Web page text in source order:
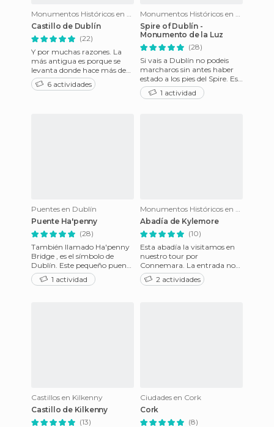
Monumentos Históricos en Dublín
Castillo de Dublín
(22)
Y por muchas razones. La
más antigua es porque se
levanta donde hace más de
1.000 años, antes de la época
vikinga, ya había un ase
6 actividades
Monumentos Históricos en Dublín
Spire of Dublín -
Monumento de la Luz
(28)
Si vais a Dublín no podeis
marcharos sin antes haber
estado a los pies del Spire. Es
un monumento que
consiste, básicamente, en
1 actividad
Puentes en Dublín
Puente Ha'penny
(28)
También llamado Ha'penny
Bridge , es el símbolo de
Dublín. Este pequeño puente
peatonal super romántico
que te hace pasar del barr
1 actividad
Monumentos Históricos en Clifden
Abadía de Kylemore
(10)
Esta abadía la visitamos en
nuestro tour por
Connemara. La entrada nos
costó 6 euros e incluía tanto
la abadía como los jardines q
2 actividades
Castillos en Kilkenny
Castillo de Kilkenny
(13)
Ciudades en Cork
Cork
(8)